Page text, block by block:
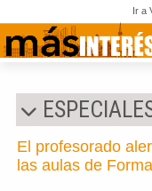
Ir a
El profesorado
las aulas de